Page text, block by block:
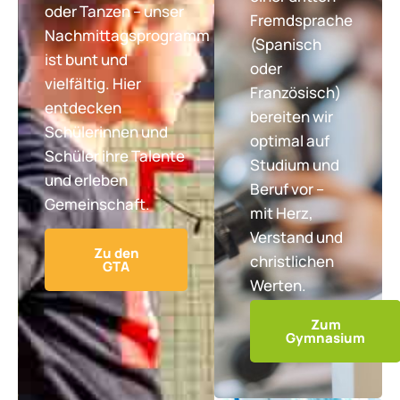
oder Tanzen – unser
Nachmittagsprogramm
ist bunt und
vielfältig. Hier
entdecken
Schülerinnen und
Schüler ihre Talente
und erleben
Gemeinschaft.
Zu den
GTA
Fremdsprache
(Spanisch
oder
Französisch)
bereiten wir
optimal auf
Studium und
Beruf vor –
mit Herz,
Verstand und
christlichen
Werten.
Zum
Gymnasium